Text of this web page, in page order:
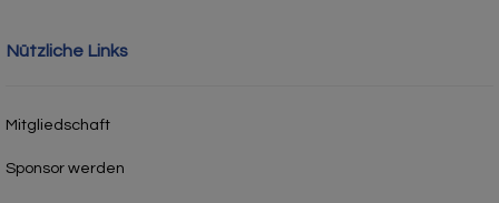
Nützliche Links
Mitgliedschaft
Sponsor werden